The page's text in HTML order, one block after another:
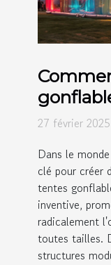
27 février
Dans le
clé pour créer
tentes
inventive,
radicalement
toutes tailles.
structures